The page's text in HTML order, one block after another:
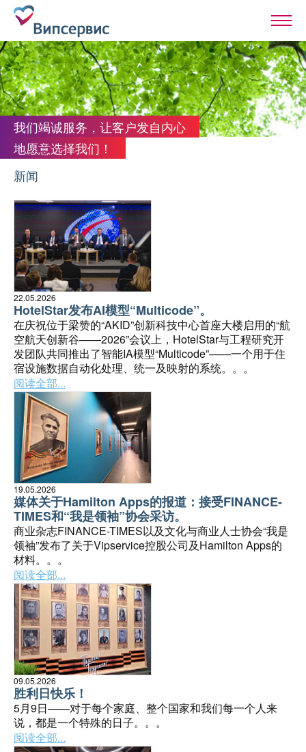
我们竭诚服务，让客户发自内心
地愿意选择我们！
新闻
HotelStar发布AI模型“Multicode”。
在庆祝位于梁赞的“AKID”创新科技中心首座大楼启用的“航
空航天创新谷——2026”会议上，HotelStar与工程研究开
发团队共同推出了智能IA模型“Multicode”——一个用于住
宿设施数据自动化处理、统一及映射的系统。。。
22.05.2026
阅读全部...
媒体关于Hamilton Apps的报道：接受FINANCE-
TIMES和“我是领袖”协会采访。
商业杂志FINANCE-TIMES以及文化与商业人士协会“我是
领袖”发布了关于Vipservice控股公司及Hamilton Apps的
材料。。。
19.05.2026
阅读全部...
胜利日快乐！
5月9日——对于每个家庭、整个国家和我们每一个人来
说，都是一个特殊的日子。。。
09.05.2026
阅读全部...